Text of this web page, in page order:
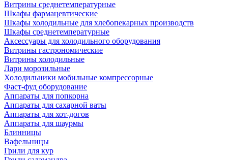
Витрины среднетемпературные
Шкафы фармацевтические
Шкафы холодильные для хлебопекарных производств
Шкафы среднетемпературные
Аксессуары для холодильного оборудования
Витрины гастрономические
Витрины холодильные
Лари морозильные
Холодильники мобильные компрессорные
Фаст-фуд оборудование
Аппараты для попкорна
Аппараты для сахарной ваты
Аппараты для хот-догов
Аппараты для шаурмы
Блинницы
Вафельницы
Грили для кур